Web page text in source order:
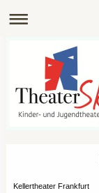
Kellertheater Frankfurt